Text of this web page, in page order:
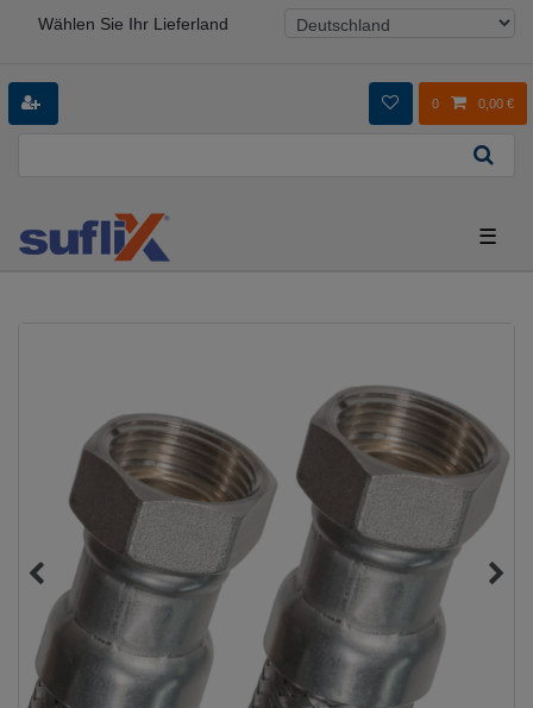
Wählen Sie Ihr Lieferland
0 0,00 €
☰